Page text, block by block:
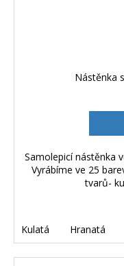
Nástěnka
Samolepicí nástěnka
Vyrábíme ve 25
tvarů-
Kulatá Hranatá